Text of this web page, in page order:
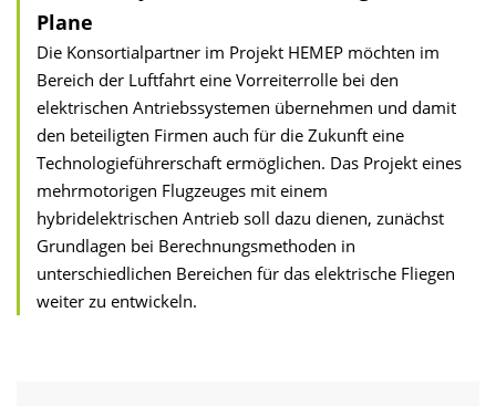
Plane
Die Konsortialpartner im Projekt HEMEP möchten im
Bereich der Luftfahrt eine Vorreiterrolle bei den
elektrischen Antriebssystemen übernehmen und damit
den beteiligten Firmen auch für die Zukunft eine
Technologieführerschaft ermöglichen. Das Projekt eines
mehrmotorigen Flugzeuges mit einem
hybridelektrischen Antrieb soll dazu dienen, zunächst
Grundlagen bei Berechnungsmethoden in
unterschiedlichen Bereichen für das elektrische Fliegen
weiter zu entwickeln.